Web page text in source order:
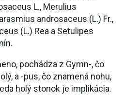
L., Merulius
androsaceus (L.) Fr.,
(L.) Rea a Setulipes
pochádza z Gymn-, čo
a -pus, čo znamená nohu,
holý stonok je implikácia.